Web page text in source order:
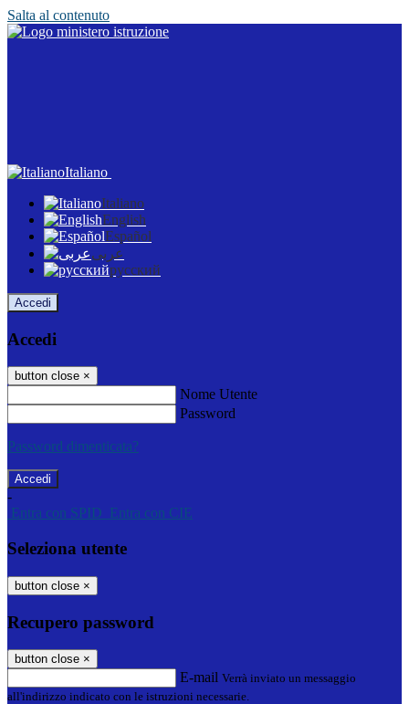
Salta al contenuto
Italiano
Italiano
English
Español
عربى
русский
Accedi
Accedi
button close ×
Nome Utente
Password
Password dimenticata?
-
Entra con SPID Entra con CIE
Seleziona utente
button close ×
Recupero password
button close ×
E-mail Verrà inviato un messaggio
all'indirizzo indicato con le istruzioni necessarie.